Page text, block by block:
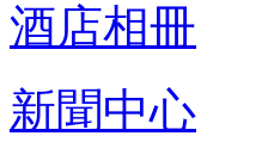
酒店相冊
新聞中心